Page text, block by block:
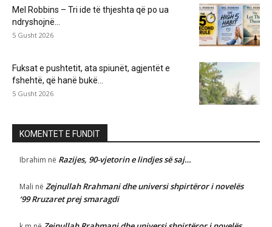
Mel Robbins – Tri ide të thjeshta që po ua
ndryshojnë...
5 Gusht 2026
Fuksat e pushtetit, ata spiunët, agjentët e
fshehtë, që hanë bukë...
5 Gusht 2026
KOMENTET E FUNDIT
Ibrahim në Razijes, 90-vjetorin e lindjes së saj…
Mali në Zejnullah Rrahmani dhe universi shpirtëror i novelës
‘99 Rruzaret prej smaragdi